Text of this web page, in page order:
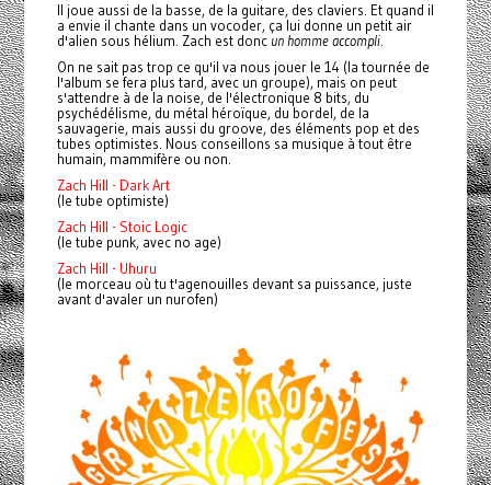
Il joue aussi de la basse, de la guitare, des claviers. Et quand il
a envie il chante dans un vocoder, ça lui donne un petit air
d'alien sous hélium. Zach est donc unhomme accompli.
On ne sait pas trop ce qu'il va nous jouer le 14 (la tournée de
l'album se fera plus tard, avec un groupe), mais on peut
s'attendre à de la noise, de l'électronique 8 bits, du
psychédélisme, du métal héroïque, du bordel, de la
sauvagerie, mais aussi du groove, des éléments pop et des
tubes optimistes. Nous conseillons sa musique à tout être
humain, mammifère ou non.
Zach Hill - Dark Art
(le tube optimiste)
Zach Hill - Stoic Logic
(le tube punk, avec no age)
Zach Hill - Uhuru
(le morceau où tu t'agenouilles devant sa puissance, juste
avant d'avaler un nurofen)